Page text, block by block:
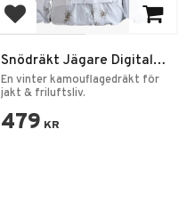
Add to favorites
Snödräkt Jägare Digital
Vinter Kamouflage
En vinter kamouflagedräkt för
jakt & friluftsliv.
479 KR